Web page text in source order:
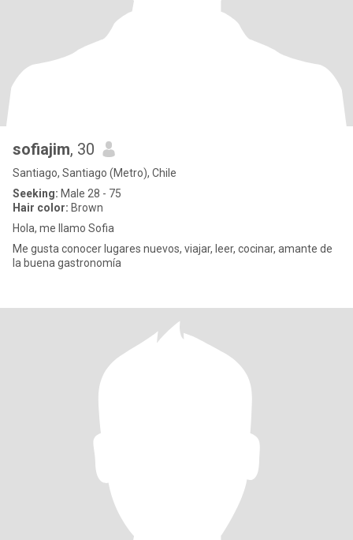
sofiajim, 30
Santiago, Santiago (Metro), Chile
Seeking: Male 28 - 75
Hair color: Brown
Hola, me llamo Sofia
Me gusta conocer lugares nuevos, viajar, leer, cocinar, amante de
la buena gastronomía